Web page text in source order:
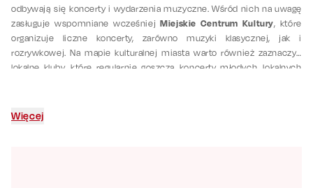
odbywają się koncerty i wydarzenia muzyczne. Wśród nich na uwagę
zasługuje wspomniane wcześniejMiejskie Centrum Kultury, które
organizuje liczne koncerty, zarówno muzyki klasycznej, jak i
rozrywkowej. Na mapie kulturalnej miasta warto również zaznaczyć
lokalne kluby, które regularnie goszczą koncerty młodych, lokalnych
Więcej